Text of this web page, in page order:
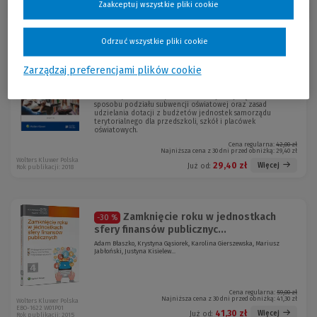
Aneta Majchrzak, Agata Piszko, Lidia Marciniak, Elżbieta Piotrowska-
sposobu podziału subwencji oświatowej oraz zasad
udzielania dotacji z budżetów jednostek samorządu
terytorialnego dla przedszkoli, szkół i placówek
oświatowych.
Cena regularna: 42,00 zł
Najniższa cena z 30 dni przed obniżką: 29,40 zł
Już od: 29,40 zł Więcej
Wolters Kluwer Polska
Rok publikacji: 2018
-30 %
Zamknięcie roku w jednostkach
sfery finansów publicznyc...
Adam Błaszko, Krystyna Gąsiorek, Karolina Gierszewska, Mariusz
Jabłoński, Justyna Kisielew...
Cena regularna: 59,00 zł
Najniższa cena z 30 dni przed obniżką: 41,30 zł
Już od: 41,30 zł Więcej
Wolters Kluwer Polska
EBO-1622 W01P01
Rok publikacji: 2015
Zarządzaj preferencjami plików cookie
Odrzuć wszystkie pliki cookie
Zaakceptuj wszystkie pliki cookie